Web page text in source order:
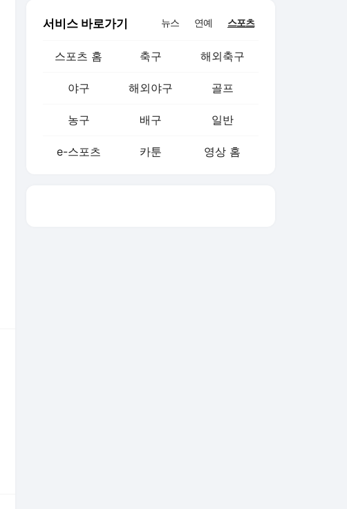
서비스 바로가기 뉴스 연예 스포츠
스포츠 홈 축구 해외축구
야구 해외야구 골프
농구 배구 일반
e-스포츠 카툰 영상 홈